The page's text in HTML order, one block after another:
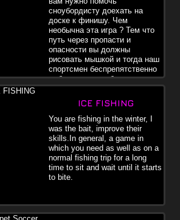
сноубордисту доехать на
доске к финишу. Чем
необычна эта игра ? Тем что
путь через пропасти и
опасности вы должны
рисовать мышкой и тогда наш
спортсмен беспрепятственно
доберется до победного
ICE FISHING
You are fishing in the winter, I
was the bait, improve their
skills.In general, a game in
which you need as well as on a
normal fishing trip for a long
time to sit and wait until it starts
to bite.